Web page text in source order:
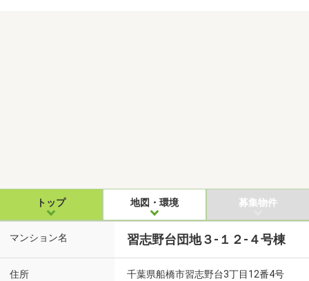
トップ 地図・環境 募集物件
マンション名 習志野台団地３-１２-４号棟
住所 千葉県船橋市習志野台3丁目12番4号